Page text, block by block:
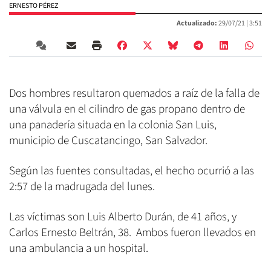
ERNESTO PÉREZ
Actualizado:29/07/21 |3:51
Dos hombres resultaron quemados a raíz de la falla de
una válvula en el cilindro de gas propano dentro de
una panadería situada en la colonia San Luis,
municipio de Cuscatancingo, San Salvador.
Según las fuentes consultadas, el hecho ocurrió a las
2:57 de la madrugada del lunes.
Las víctimas son Luis Alberto Durán, de 41 años, y
Carlos Ernesto Beltrán, 38. Ambos fueron llevados en
una ambulancia a un hospital.